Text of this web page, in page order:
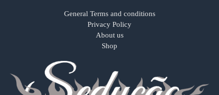
General Terms and conditions
Privacy Policy
About us
Shop